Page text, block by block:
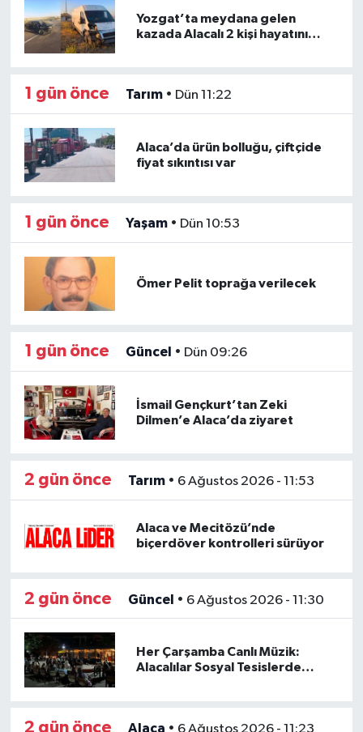
Yozgat’ta meydana gelen
kazada Alacalı 2 kişi hayatını
1 gün önce Tarım• Dün 11:22
Alaca’da ürün bolluğu, çiftçide
fiyat sıkıntısı var
1 gün önce Yaşam• Dün 10:53
Ömer Pelit toprağa verilecek
1 gün önce Güncel • Dün 09:26
İsmail Gençkurt’tan Zeki
Dilmen’e Alaca’da ziyaret
2 gün önce Tarım• 6 Ağustos 2026 - 11:53
Alaca ve Mecitözü’nde
biçerdöver kontrolleri sürüyor
2 gün önce Güncel • 6 Ağustos 2026 - 11:30
Her Çarşamba Canlı Müzik:
Alacalılar Sosyal Tesislerde
2 gün önce Alaca • 6 Ağustos 2026 - 11:23